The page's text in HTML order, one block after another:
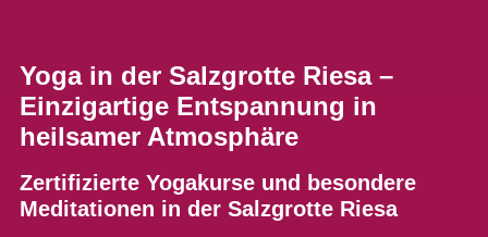
Yoga in der Salzgrotte Riesa –
Einzigartige Entspannung in
heilsamer Atmosphäre
Zertifizierte Yogakurse und besondere
Meditationen in der Salzgrotte Riesa